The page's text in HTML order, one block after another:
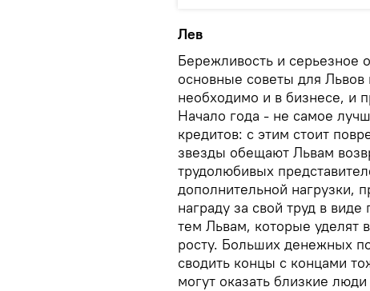
Лев
Бережливость и серьезное
основные советы для Львов
необходимо и в бизнесе, и
Начало года - не самое
кредитов: с этим стоит
звезды обещают Львам
трудолюбивых
дополнительной нагрузки,
награду за свой труд в
тем Львам, которые уделят
росту. Больших денежных
сводить концы с концами
могут оказать близкие